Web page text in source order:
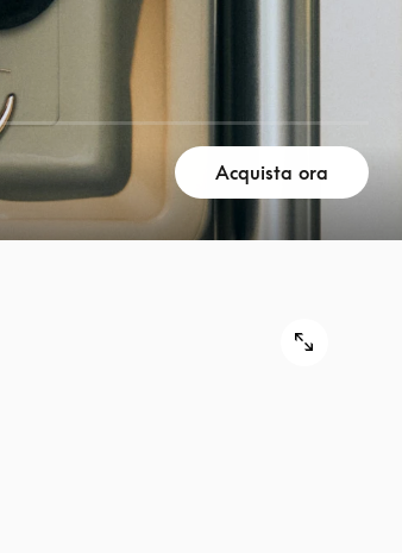
Acquista ora